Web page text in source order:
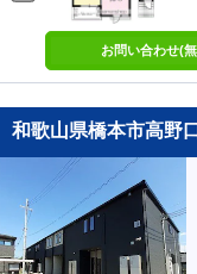
お問い合わせ(
和歌山県橋本市高野